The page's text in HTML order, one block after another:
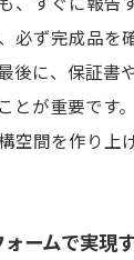
必ず完成品を
後に、保証書
とが重要です
空間を作り上
ームで実現